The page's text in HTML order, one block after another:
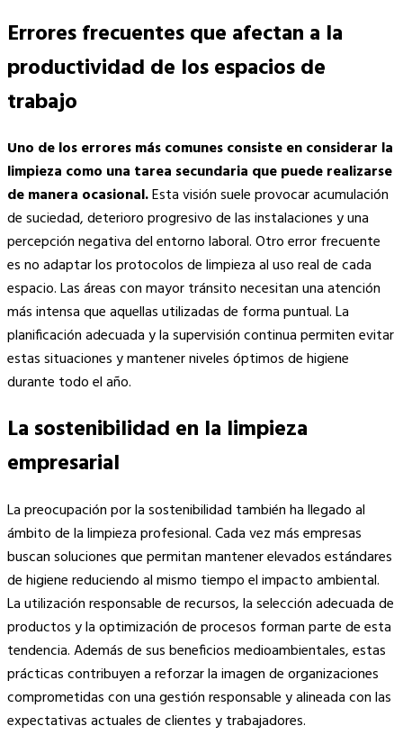
Errores frecuentes que afectan a la
productividad de los espacios de
trabajo
Uno de los errores más comunes consiste en considerar la
limpieza como una tarea secundaria que puede realizarse
de manera ocasional.Esta visión suele provocar acumulación
de suciedad, deterioro progresivo de las instalaciones y una
percepción negativa del entorno laboral. Otro error frecuente
es no adaptar los protocolos de limpieza al uso real de cada
espacio. Las áreas con mayor tránsito necesitan una atención
más intensa que aquellas utilizadas de forma puntual. La
planificación adecuada y la supervisión continua permiten evitar
estas situaciones y mantener niveles óptimos de higiene
durante todo el año.
La sostenibilidad en la limpieza
empresarial
La preocupación por la sostenibilidad también ha llegado al
ámbito de la limpieza profesional. Cada vez más empresas
buscan soluciones que permitan mantener elevados estándares
de higiene reduciendo al mismo tiempo el impacto ambiental.
La utilización responsable de recursos, la selección adecuada de
productos y la optimización de procesos forman parte de esta
tendencia. Además de sus beneficios medioambientales, estas
prácticas contribuyen a reforzar la imagen de organizaciones
comprometidas con una gestión responsable y alineada con las
expectativas actuales de clientes y trabajadores.